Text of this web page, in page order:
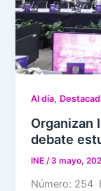
Al día,
Organizan
debate
INE/3 mayo,
Número: 254